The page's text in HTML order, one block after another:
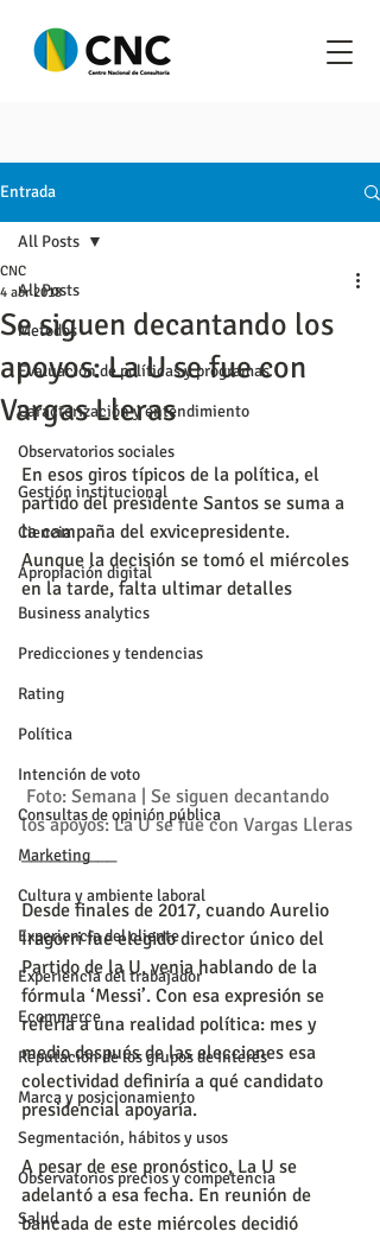
Entrada
All Posts
Metodos
Evaluación de políticas y programas
Caracterización y entendimiento
Observatorios sociales
Gestión institucional
Ciencia
Apropiación digital
Business analytics
Predicciones y tendencias
Rating
Política
Intención de voto
Consultas de opinión pública
Marketing
Cultura y ambiente laboral
Experiencia del cliente
Experiencia del trabajador
Ecommerce
Reputación de los grupos de interés
Marca y posicionamiento
Segmentación, hábitos y usos
Observatorios precios y competencia
Salud
All Posts
Se siguen decantando los
apoyos: La U se fue con
Vargas Lleras
CNC
4 abr 2018
En esos giros típicos de la política, el
partido del presidente Santos se suma a
la campaña del exvicepresidente.
Aunque la decisión se tomó el miércoles
en la tarde, falta ultimar detalles
los apoyos: La U se fue con Vargas Lleras
__________
Desde finales de 2017, cuando Aurelio
Iragorri fue elegido director único del
Partido de la U, venia hablando de la
fórmula ‘Messi’. Con esa expresión se
refería a una realidad política: mes y
medio después de las elecciones esa
colectividad definiría a qué candidato
presidencial apoyaría.
A pesar de ese pronóstico, La U se
adelantó a esa fecha. En reunión de
bancada de este miércoles decidió